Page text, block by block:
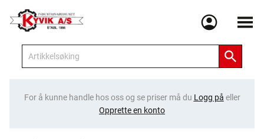
Meny
For å kunne handle hos oss og se priser må du Logg på eller
Opprette en konto